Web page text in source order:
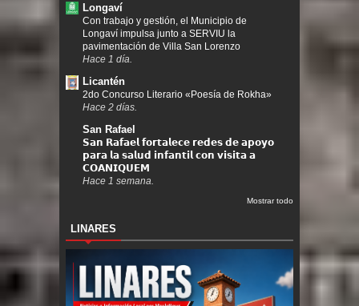
Longaví
Con trabajo y gestión, el Municipio de
Longaví impulsa junto a SERVIU la
pavimentación de Villa San Lorenzo
Hace 1 día.
Licantén
2do Concurso Literario «Poesía de Rokha»
Hace 2 días.
San Rafael
𝗦𝗮𝗻 𝗥𝗮𝗳𝗮𝗲𝗹 𝗳𝗼𝗿𝘁𝗮𝗹𝗲𝗰𝗲 𝗿𝗲𝗱𝗲𝘀 𝗱𝗲 𝗮𝗽𝗼𝘆𝗼
𝗽𝗮𝗿𝗮 𝗹𝗮 𝘀𝗮𝗹𝘂𝗱 𝗶𝗻𝗳𝗮𝗻𝘁𝗶𝗹 𝗰𝗼𝗻 𝘃𝗶𝘀𝗶𝘁𝗮 𝗮
𝗖𝗢𝗔𝗡𝗜𝗤𝗨𝗘𝗠
Hace 1 semana.
Mostrar todo
LINARES